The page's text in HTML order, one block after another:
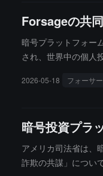
Forsageの共
暗号プラットフォー
され、世界中の個人
ン分析によると、
2026-05-18 フォーサ
暗号投資プラ
アメリカ司法省は、
詐欺の共謀」につい